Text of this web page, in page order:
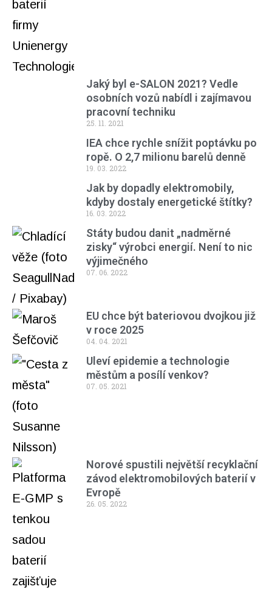
Jaký byl e-SALON 2021? Vedle
osobních vozů nabídl i zajímavou
pracovní techniku
25. 11. 2021
IEA chce rychle snížit poptávku po
ropě. O 2,7 milionu barelů denně
19. 03. 2022
Jak by dopadly elektromobily,
kdyby dostaly energetické štítky?
16. 03. 2022
Státy budou danit „nadměrné
zisky“ výrobci energií. Není to nic
výjimečného
07. 06. 2022
EU chce být bateriovou dvojkou již
v roce 2025
04. 04. 2021
Uleví epidemie a technologie
městům a posílí venkov?
07. 05. 2021
Norové spustili největší recyklační
závod elektromobilových baterií v
Evropě
26. 05. 2022